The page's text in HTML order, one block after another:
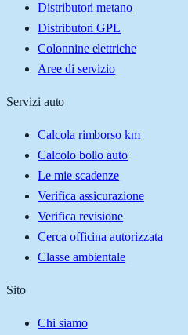
Distributori metano
Distributori GPL
Colonnine elettriche
Aree di servizio
Servizi auto
Calcola rimborso km
Calcolo bollo auto
Le mie scadenze
Verifica assicurazione
Verifica revisione
Cerca officina autorizzata
Classe ambientale
Sito
Chi siamo